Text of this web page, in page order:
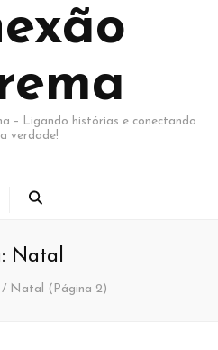
– Ligando histórias e conectando
verdade!
Natal
/ Natal (Página 2)